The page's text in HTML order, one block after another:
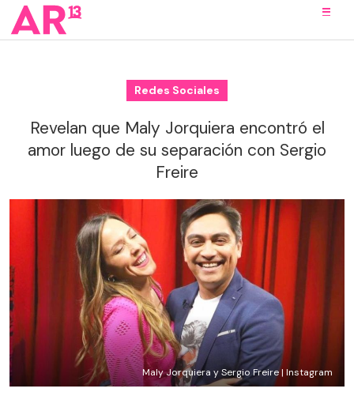
Redes Sociales
Revelan que Maly Jorquiera encontró el
amor luego de su separación con Sergio
Freire
Maly Jorquiera y Sergio Freire | Instagram